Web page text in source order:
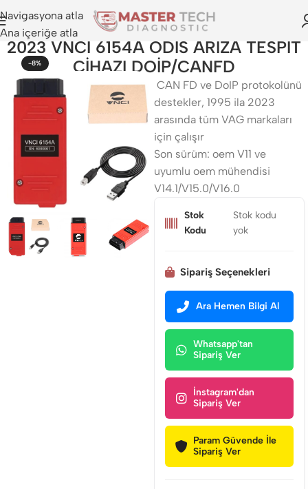
Navigasyona atla
Ana içeriğe atla
2023 VNCİ 6154A ODİS ARIZA TESPİT
CİHAZI DOİP/CANFD
-8%
CAN FD ve DoIP protokolünü
destekler, 1995 ila 2023
arasında tüm VAG markaları
için çalışır
Son sürüm: oem V11 ve
uyumlu oem mühendisi
V14.1/V15.0/V16.0
Stok
Kodu
Stok kodu
yok
Sipariş Seçenekleri
Ara Hemen Bilgi Al
Whatsapp'tan
Sipariş Ver
İnstagram'dan
Sipariş Ver
Param Güvende İle
Sipariş Ver